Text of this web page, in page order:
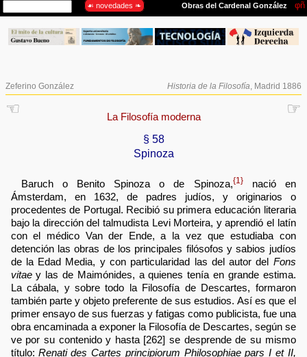
Zeferino González Historia de la Filosofía , Madrid 1886
☜ ☞
La Filosofía moderna
§ 58
Spinoza
Baruch o Benito Spinoza o de Spinoza,{1}nació en
Ámsterdam, en 1632, de padres judíos, y originarios o
procedentes de Portugal. Recibió su primera educación literaria
bajo la dirección del talmudista Levi Morteira, y aprendió el latín
con el médico Van der Ende, a la vez que estudiaba con
detención las obras de los principales filósofos y sabios judíos
de la Edad Media, y con particularidad las del autor del Fons
vitaey las de Maimónides, a quienes tenía en grande estima.
La cábala, y sobre todo la Filosofía de Descartes, formaron
también parte y objeto preferente de sus estudios. Así es que el
primer ensayo de sus fuerzas y fatigas como publicista, fue una
obra encaminada a exponer la Filosofía de Descartes, según se
ve por su contenido y hasta [262] se desprende de su mismo
título: Renati des Cartes principiorum Philosophiae pars I et II,